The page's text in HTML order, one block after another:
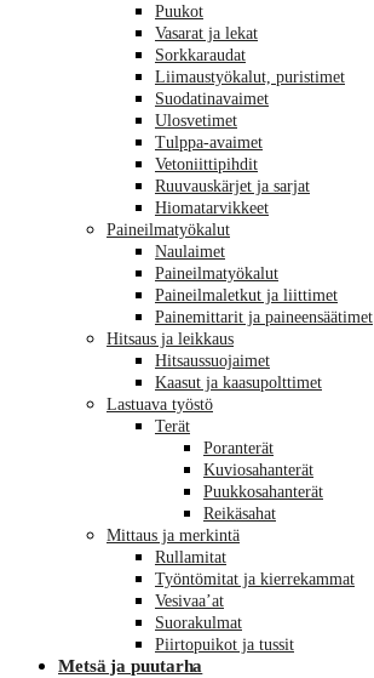
Puukot
Vasarat ja lekat
Sorkkaraudat
Liimaustyökalut, puristimet
Suodatinavaimet
Ulosvetimet
Tulppa-avaimet
Vetoniittipihdit
Ruuvauskärjet ja sarjat
Hiomatarvikkeet
Paineilmatyökalut
Naulaimet
Paineilmatyökalut
Paineilmaletkut ja liittimet
Painemittarit ja paineensäätimet
Hitsaus ja leikkaus
Hitsaussuojaimet
Kaasut ja kaasupolttimet
Lastuava työstö
Terät
Poranterät
Kuviosahanterät
Puukkosahanterät
Reikäsahat
Mittaus ja merkintä
Rullamitat
Työntömitat ja kierrekammat
Vesivaa’at
Suorakulmat
Piirtopuikot ja tussit
Metsä ja puutarha